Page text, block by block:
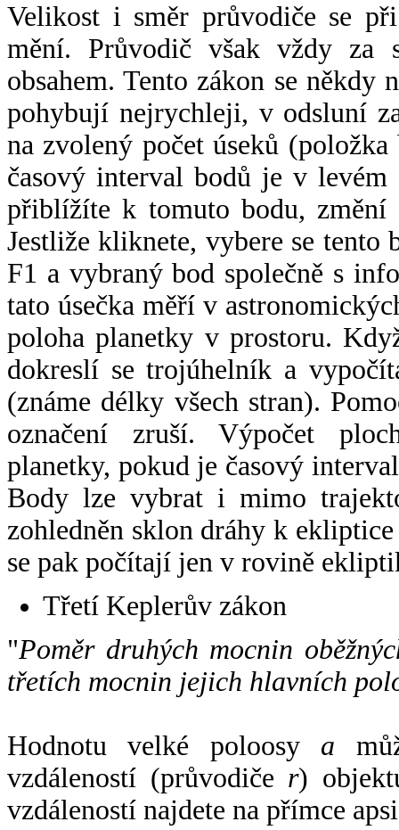
Velikost i směr průvodiče se
mění. Průvodič však vždy za
obsahem. Tento zákon se někdy
pohybují nejrychleji, v odsluní
na zvolený počet úseků
časový interval bodů je v
přiblížíte k tomuto bodu,
Jestliže kliknete, vybere se tento
F1 a vybraný bod společně s
tato úsečka měří v
poloha planetky v prostoru.
dokreslí se trojúhelník a
(známe délky všech stran).
označení zruší. Výpočet
planetky, pokud je časový
Body lze vybrat i mimo
zohledněn sklon dráhy k
se pak počítají jen v rovině
Třetí Keplerův zákon
"Poměr druhých mocnin
třetích mocnin jejich hlavních
Hodnotu velké poloosy a
vzdáleností (průvodiče r)
vzdáleností najdete na přímce